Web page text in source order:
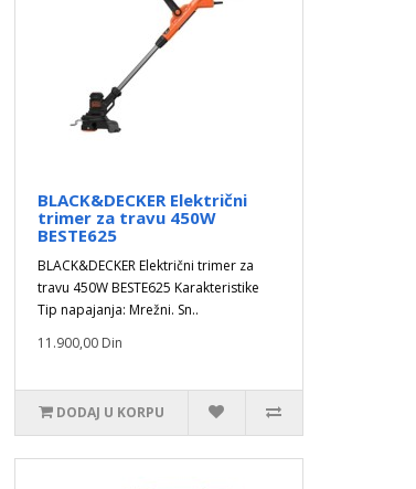
BLACK&DECKER Električni
trimer za travu 450W
BESTE625
BLACK&DECKER Električni trimer za
travu 450W BESTE625 Karakteristike
Tip napajanja: Mrežni. Sn..
11.900,00 Din
DODAJ U KORPU